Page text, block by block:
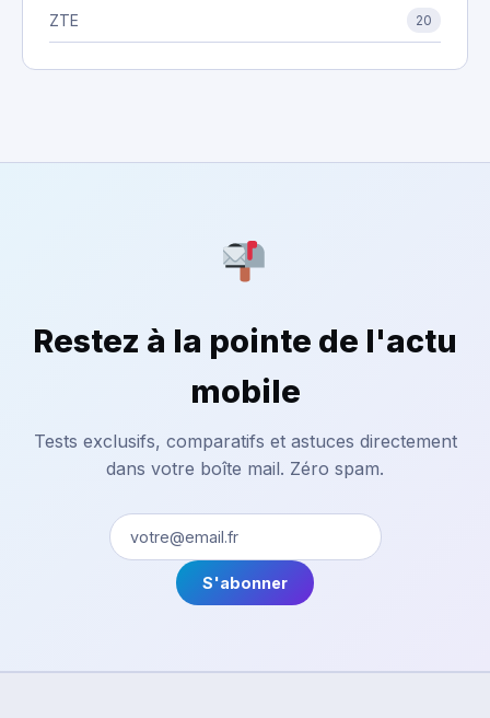
ZTE 20
Restez à la pointe de l'actu
mobile
Tests exclusifs, comparatifs et astuces directement
dans votre boîte mail. Zéro spam.
S'abonner